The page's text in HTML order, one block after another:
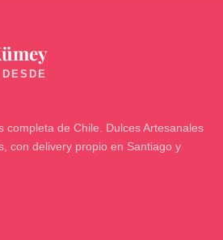
completa de Chile. Dulces Artesanales
con delivery propio en Santiago y